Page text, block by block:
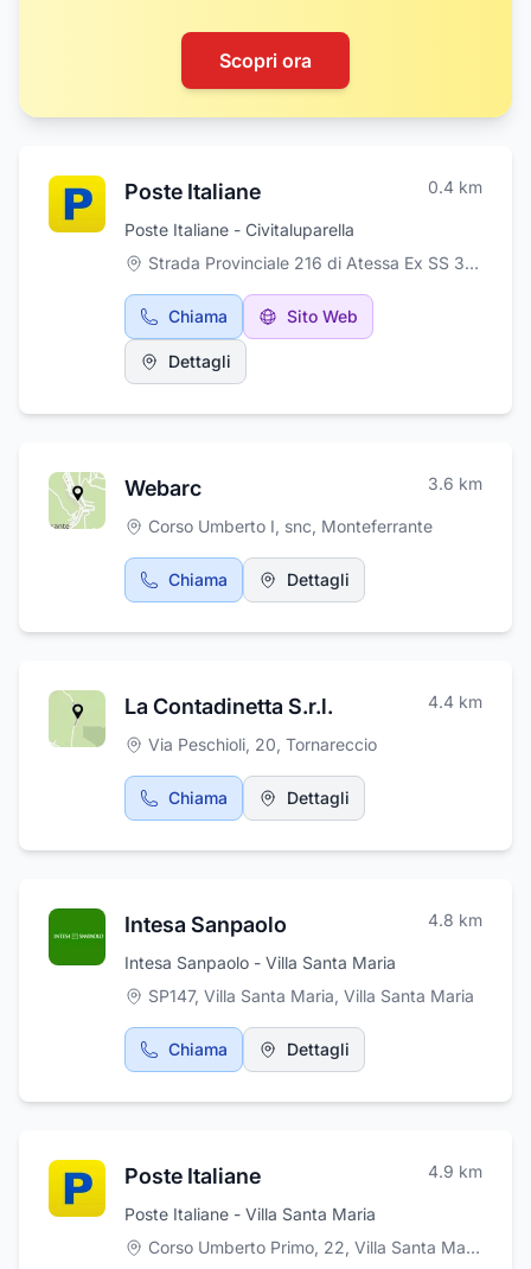
Scopri ora
Poste Italiane 0.4 km
Poste Italiane - Civitaluparella
Strada Provinciale 216 di Atessa Ex SS 364, 38, Civitaluparella
Chiama Sito Web
Dettagli
Webarc 3.6 km
Corso Umberto I, snc, Monteferrante
Chiama Dettagli
La Contadinetta S.r.l. 4.4 km
Via Peschioli, 20, Tornareccio
Chiama Dettagli
Intesa Sanpaolo 4.8 km
Intesa Sanpaolo - Villa Santa Maria
SP147, Villa Santa Maria, Villa Santa Maria
Chiama Dettagli
Poste Italiane 4.9 km
Poste Italiane - Villa Santa Maria
Corso Umberto Primo, 22, Villa Santa Maria